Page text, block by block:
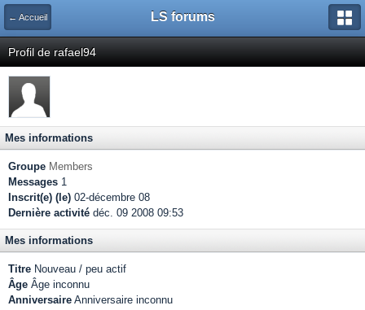
← Accueil LS forums
Profil de rafael94
Mes informations
Groupe Members
Messages 1
Inscrit(e) (le) 02-décembre 08
Dernière activité déc. 09 2008 09:53
Mes informations
Titre Nouveau / peu actif
Âge Âge inconnu
Anniversaire Anniversaire inconnu